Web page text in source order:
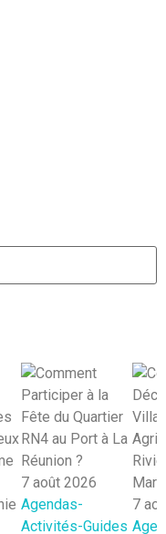
7 août 2026
Agendas-
Activités-Guides
7